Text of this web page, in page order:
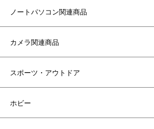
ノートパソコン関連商品
カメラ関連商品
スポーツ・アウトドア
ホビー